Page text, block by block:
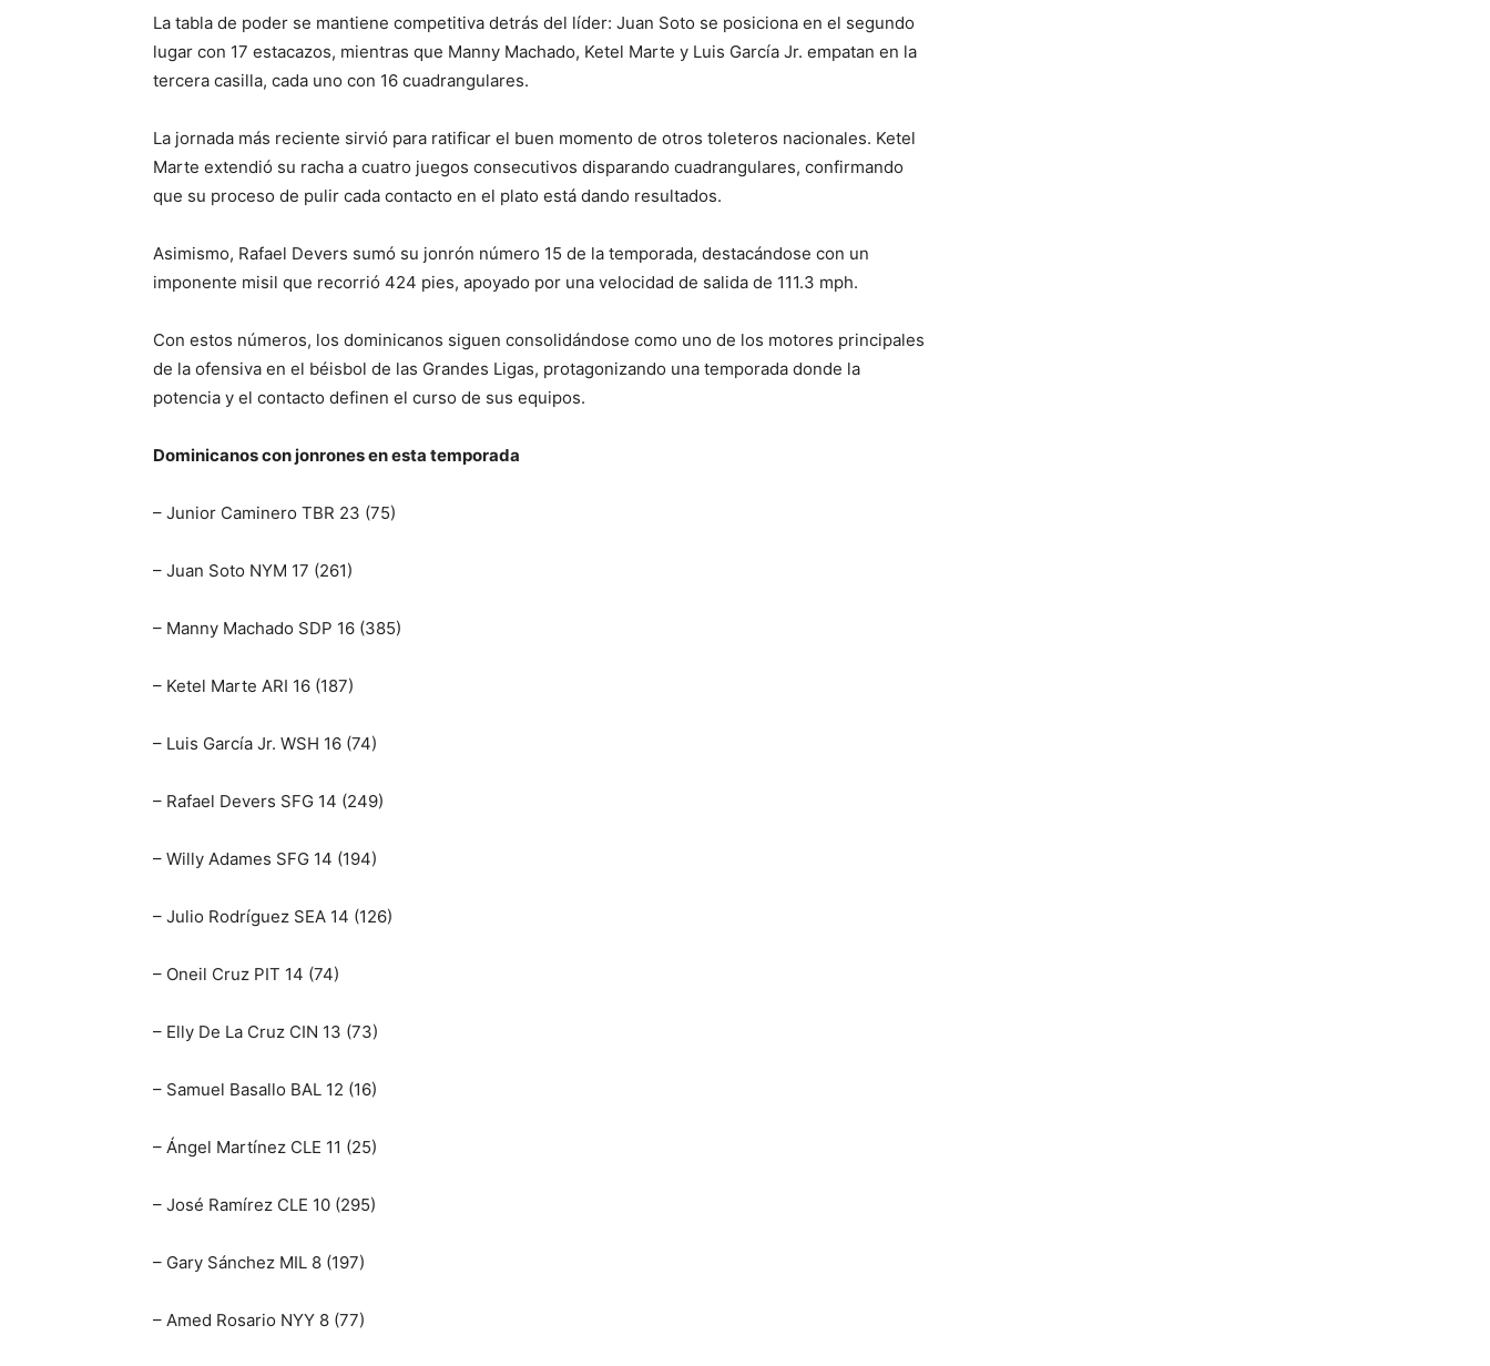
La tabla de poder se mantiene competitiva detrás del líder: Juan Soto se posiciona en el segundo
lugar con 17 estacazos, mientras que Manny Machado, Ketel Marte y Luis García Jr. empatan en la
tercera casilla, cada uno con 16 cuadrangulares.
La jornada más reciente sirvió para ratificar el buen momento de otros toleteros nacionales. Ketel
Marte extendió su racha a cuatro juegos consecutivos disparando cuadrangulares, confirmando
que su proceso de pulir cada contacto en el plato está dando resultados.
Asimismo, Rafael Devers sumó su jonrón número 15 de la temporada, destacándose con un
imponente misil que recorrió 424 pies, apoyado por una velocidad de salida de 111.3 mph.
Con estos números, los dominicanos siguen consolidándose como uno de los motores principales
de la ofensiva en el béisbol de las Grandes Ligas, protagonizando una temporada donde la
potencia y el contacto definen el curso de sus equipos.
Dominicanos con jonrones en esta temporada
– Junior Caminero TBR 23 (75)
– Juan Soto NYM 17 (261)
– Manny Machado SDP 16 (385)
– Ketel Marte ARI 16 (187)
– Luis García Jr. WSH 16 (74)
– Rafael Devers SFG 14 (249)
– Willy Adames SFG 14 (194)
– Julio Rodríguez SEA 14 (126)
– Oneil Cruz PIT 14 (74)
– Elly De La Cruz CIN 13 (73)
– Samuel Basallo BAL 12 (16)
– Ángel Martínez CLE 11 (25)
– José Ramírez CLE 10 (295)
– Gary Sánchez MIL 8 (197)
– Amed Rosario NYY 8 (77)